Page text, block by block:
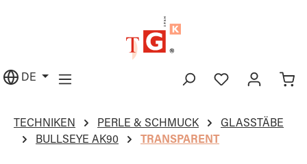
DE
TECHNIKEN PERLE & SCHMUCK
GLASSTÄBE
BULLSEYE AK90
TRANSPARENT